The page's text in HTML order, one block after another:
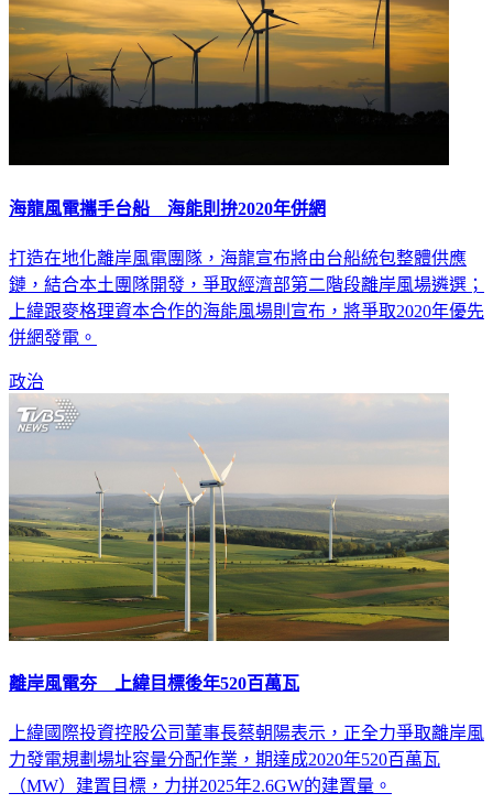
海龍風電攜手台船 海能則拚2020年併網
打造在地化離岸風電團隊，海龍宣布將由台船統包整體供應
鏈，結合本土團隊開發，爭取經濟部第二階段離岸風場遴選；
上緯跟麥格理資本合作的海能風場則宣布，將爭取2020年優先
併網發電。
政治
離岸風電夯 上緯目標後年520百萬瓦
上緯國際投資控股公司董事長蔡朝陽表示，正全力爭取離岸風
力發電規劃場址容量分配作業，期達成2020年520百萬瓦
（MW）建置目標，力拼2025年2.6GW的建置量。